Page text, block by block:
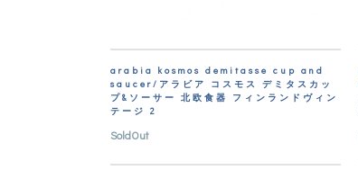
arabia kosmos demitasse cup and
saucer/アラビア コスモス デミタスカッ
プ&ソーサー 北欧食器 フィンランドヴィン
テージ 2
SoldOut